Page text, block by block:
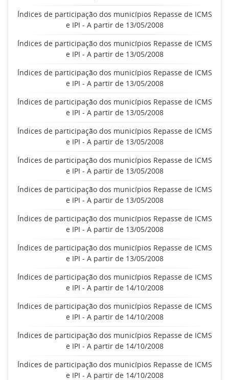
Índices de participação dos municípios Repasse de ICMS
e IPI - A partir de 13/05/2008
Índices de participação dos municípios Repasse de ICMS
e IPI - A partir de 13/05/2008
Índices de participação dos municípios Repasse de ICMS
e IPI - A partir de 13/05/2008
Índices de participação dos municípios Repasse de ICMS
e IPI - A partir de 13/05/2008
Índices de participação dos municípios Repasse de ICMS
e IPI - A partir de 13/05/2008
Índices de participação dos municípios Repasse de ICMS
e IPI - A partir de 13/05/2008
Índices de participação dos municípios Repasse de ICMS
e IPI - A partir de 13/05/2008
Índices de participação dos municípios Repasse de ICMS
e IPI - A partir de 13/05/2008
Índices de participação dos municípios Repasse de ICMS
e IPI - A partir de 13/05/2008
Índices de participação dos municípios Repasse de ICMS
e IPI - A partir de 14/10/2008
Índices de participação dos municípios Repasse de ICMS
e IPI - A partir de 14/10/2008
Índices de participação dos municípios Repasse de ICMS
e IPI - A partir de 14/10/2008
Índices de participação dos municípios Repasse de ICMS
e IPI - A partir de 14/10/2008